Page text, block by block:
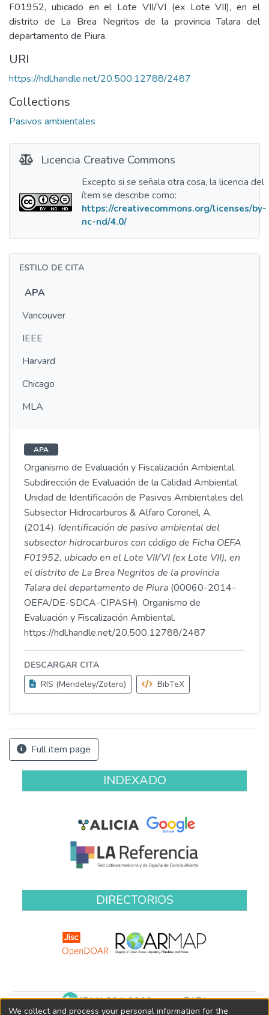
F01952, ubicado en el Lote VII/VI (ex Lote VII), en el
distrito de La Brea Negritos de la provincia Talara del
departamento de Piura.
URI
https://hdl.handle.net/20.500.12788/2487
Collections
Pasivos ambientales
Licencia Creative Commons
Excepto si se señala otra cosa, la licencia del
ítem se describe como:
https://creativecommons.org/licenses/by-
nc-nd/4.0/
ESTILO DE CITA
APA
Vancouver
IEEE
Harvard
Chicago
MLA
APA
Organismo de Evaluación y Fiscalización Ambiental.
Subdirección de Evaluación de la Calidad Ambiental.
Unidad de Identificación de Pasivos Ambientales del
Subsector Hidrocarburos & Alfaro Coronel, A.
(2014). Identificación de pasivo ambiental del
subsector hidrocarburos con código de Ficha OEFA
F01952, ubicado en el Lote VII/VI (ex Lote VII), en
el distrito de La Brea Negritos de la provincia
Talara del departamento de Piura (00060-2014-
OEFA/DE-SDCA-CIPASH). Organismo de
Evaluación y Fiscalización Ambiental.
https://hdl.handle.net/20.500.12788/2487
DESCARGAR CITA
RIS (Mendeley/Zotero)
BibTeX
Full item page
INDEXADO
DIRECTORIOS
(511) 204-9900 anexo 7171
We collect and process your personal information for the